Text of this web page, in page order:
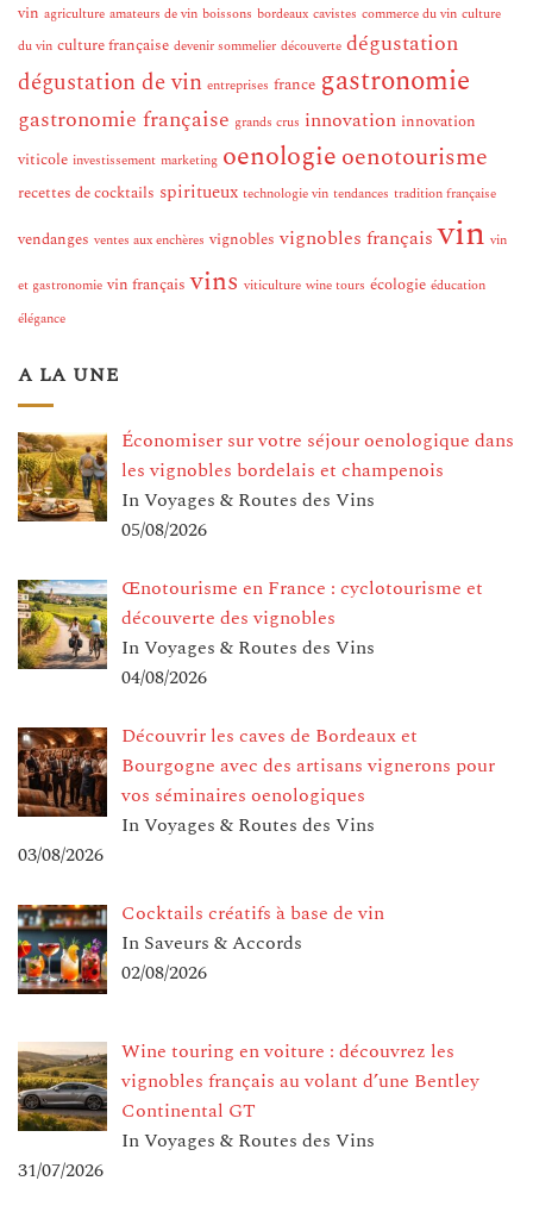
vin agriculture amateurs de vin boissons bordeaux cavistes commerce du vin culture
du vin culture française devenir sommelier découverte dégustation
dégustation de vin entreprises france gastronomie
gastronomie française grands crus innovation innovation
viticole investissement marketing oenologie oenotourisme
recettes de cocktails spiritueux technologie vin tendances tradition française
vendanges ventes aux enchères vignobles vignobles français vin vin
et gastronomie vin français vins viticulture wine tours écologie éducation
élégance
A LA UNE
Économiser sur votre séjour oenologique dans
les vignobles bordelais et champenois
In Voyages & Routes des Vins
05/08/2026
Œnotourisme en France : cyclotourisme et
découverte des vignobles
In Voyages & Routes des Vins
04/08/2026
Découvrir les caves de Bordeaux et
Bourgogne avec des artisans vignerons pour
vos séminaires oenologiques
In Voyages & Routes des Vins
03/08/2026
Cocktails créatifs à base de vin
In Saveurs & Accords
02/08/2026
Wine touring en voiture : découvrez les
vignobles français au volant d’une Bentley
Continental GT
In Voyages & Routes des Vins
31/07/2026